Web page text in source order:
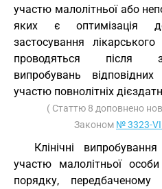
участю малолітньої або
яких є оптимізація
застосування
проводяться після
випробувань
участю повнолітніх
( Статтю 8 доповнено
Законом № 3323-VI
Клінічні
участю малолітньої
порядку,